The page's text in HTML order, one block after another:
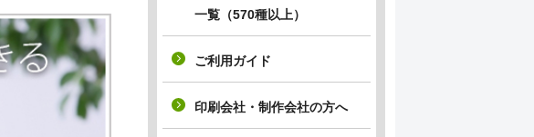
一覧（570種以上）
ご利用ガイド
印刷会社・制作会社の方へ